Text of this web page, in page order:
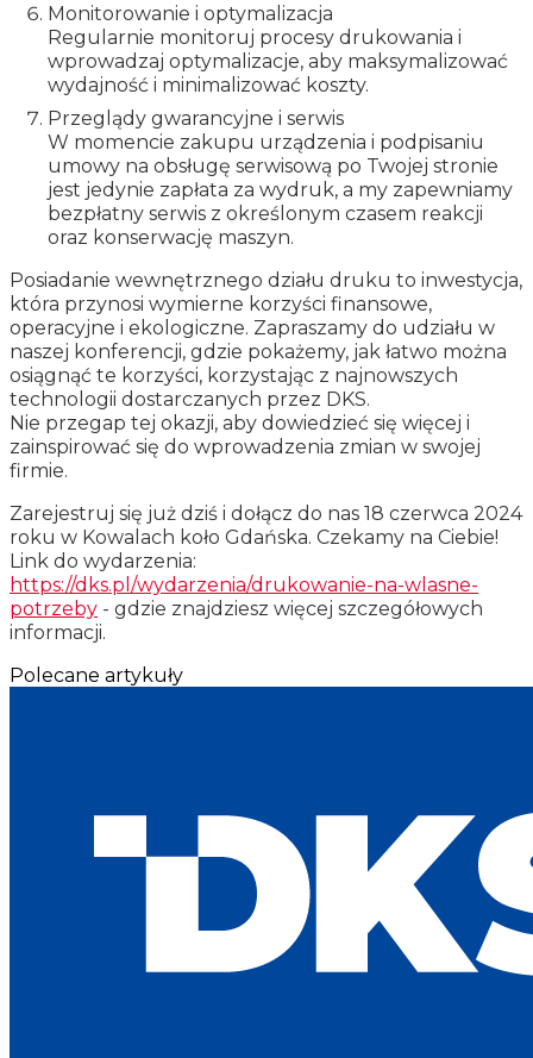
Monitorowanie i optymalizacja
Regularnie monitoruj procesy drukowania i
wprowadzaj optymalizacje, aby maksymalizować
wydajność i minimalizować koszty.
Przeglądy gwarancyjne i serwis
W momencie zakupu urządzenia i podpisaniu
umowy na obsługę serwisową po Twojej stronie
jest jedynie zapłata za wydruk, a my zapewniamy
bezpłatny serwis z określonym czasem reakcji
oraz konserwację maszyn.
Posiadanie wewnętrznego działu druku to inwestycja,
która przynosi wymierne korzyści finansowe,
operacyjne i ekologiczne. Zapraszamy do udziału w
naszej konferencji, gdzie pokażemy, jak łatwo można
osiągnąć te korzyści, korzystając z najnowszych
technologii dostarczanych przez DKS.
Nie przegap tej okazji, aby dowiedzieć się więcej i
zainspirować się do wprowadzenia zmian w swojej
firmie.
Zarejestruj się już dziś i dołącz do nas 18 czerwca 2024
roku w Kowalach koło Gdańska. Czekamy na Ciebie!
Link do wydarzenia:
https://dks.pl/wydarzenia/drukowanie-na-wlasne-
potrzeby - gdzie znajdziesz więcej szczegółowych
informacji.
Polecane artykuły